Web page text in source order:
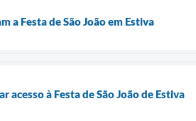
a Festa de São João em Estiva
à Festa de São João de Estiva